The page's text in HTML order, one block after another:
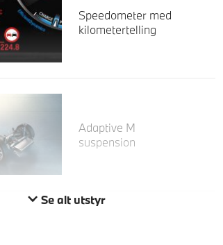
Speedometer med
kilometertelling
Adaptive M
suspension
Se alt utstyr